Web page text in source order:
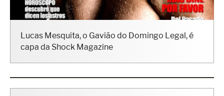
Lucas Mesquita, o Gavião do Domingo Legal, é
capa da Shock Magazine